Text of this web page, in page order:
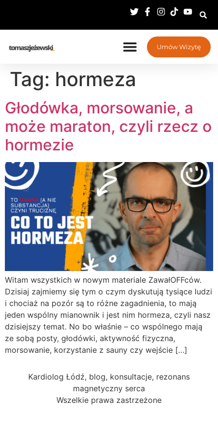
Umów Wizytę
Tag: hormeza
Głodówka, morsowanie, a
może maraton, czyli rzecz o
hormezie
Witam wszystkich w nowym materiale ZawałOFFców.
Dzisiaj zajmiemy się tym o czym dyskutują tysiące ludzi
i chociaż na pozór są to różne zagadnienia, to mają
jeden wspólny mianownik i jest nim hormeza, czyli nasz
dzisiejszy temat. No bo właśnie – co wspólnego mają
ze sobą posty, głodówki, aktywność fizyczna,
morsowanie, korzystanie z sauny czy wejście […]
Kardiolog Łódź, blog, konsultacje, rezonans
magnetyczny serca
Wszelkie prawa zastrzeżone